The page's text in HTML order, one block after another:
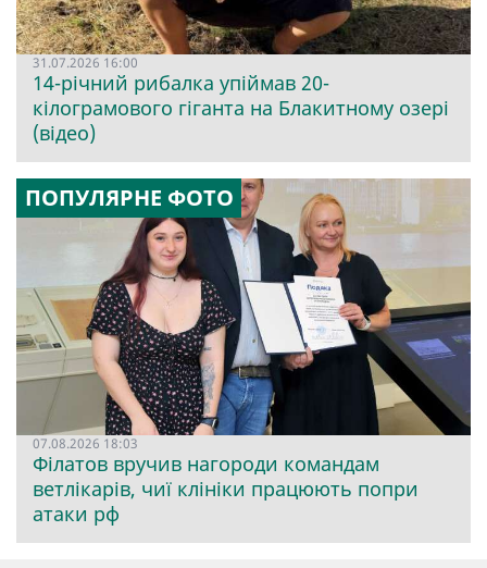
31.07.2026 16:00
14-річний рибалка упіймав 20-
кілограмового гіганта на Блакитному озері
(відео)
ПОПУЛЯРНЕ ФОТО
07.08.2026 18:03
Філатов вручив нагороди командам
ветлікарів, чиї клініки працюють попри
атаки рф